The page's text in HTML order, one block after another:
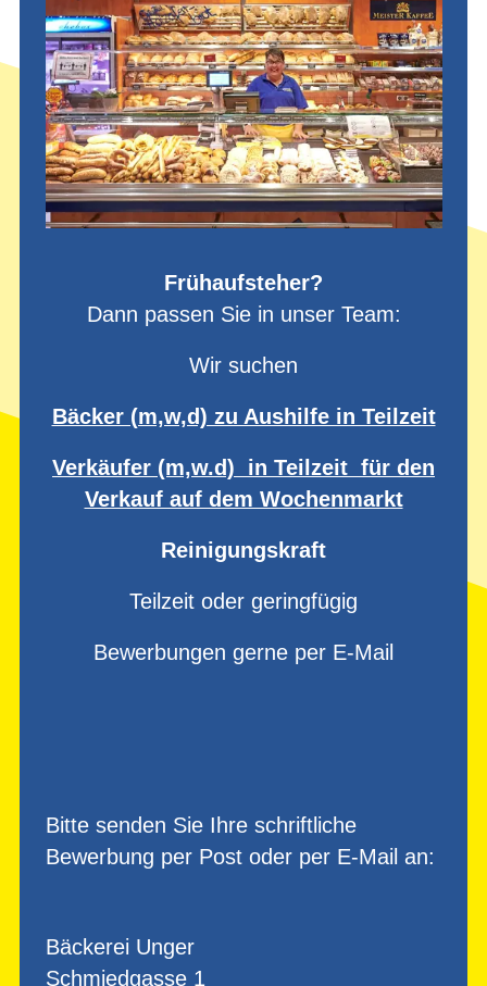
Frühaufsteher?
Dann passen Sie in unser Team:
Wir suchen
Bäcker (m,w,d) zu Aushilfe in Teilzeit
Verkäufer (m,w.d) in Teilzeit für den
Verkauf auf dem Wochenmarkt
Reinigungskraft
Teilzeit oder geringfügig
Bewerbungen gerne per E-Mail
Bitte senden Sie Ihre schriftliche
Bewerbung per Post oder per E-Mail an:
Bäckerei Unger
Schmiedgasse 1